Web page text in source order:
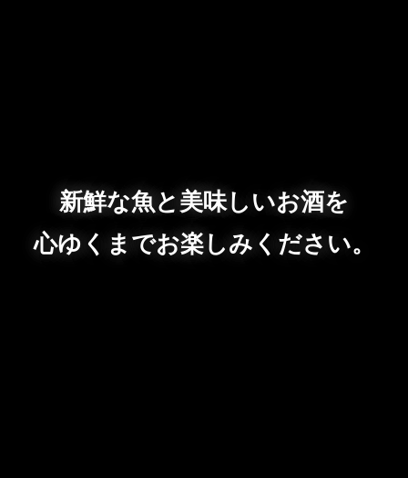
新鮮な魚と美味しいお酒を
心ゆくまでお楽しみください。